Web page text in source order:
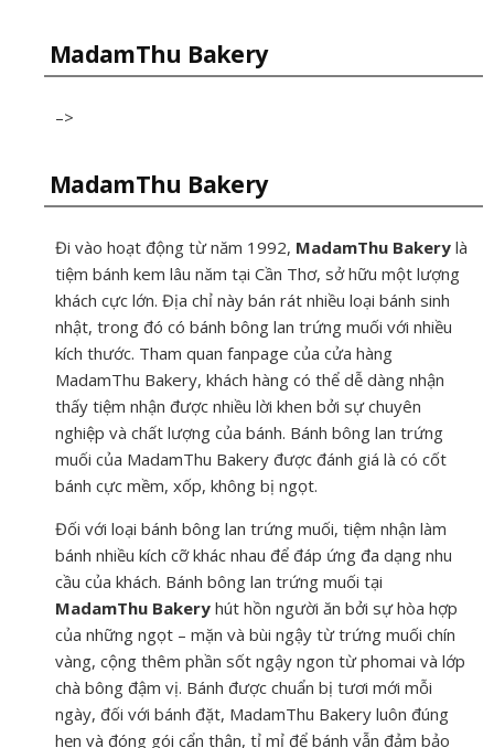
MadamThu Bakery
–>
MadamThu Bakery
Đi vào hoạt động từ năm 1992, MadamThu Bakery là
tiệm bánh kem lâu năm tại Cần Thơ, sở hữu một lượng
khách cực lớn. Địa chỉ này bán rát nhiều loại bánh sinh
nhật, trong đó có bánh bông lan trứng muối với nhiều
kích thước. Tham quan fanpage của cửa hàng
MadamThu Bakery, khách hàng có thể dễ dàng nhận
thấy tiệm nhận được nhiều lời khen bởi sự chuyên
nghiệp và chất lượng của bánh. Bánh bông lan trứng
muối của MadamThu Bakery được đánh giá là có cốt
bánh cực mềm, xốp, không bị ngọt.
Đối với loại bánh bông lan trứng muối, tiệm nhận làm
bánh nhiều kích cỡ khác nhau để đáp ứng đa dạng nhu
cầu của khách. Bánh bông lan trứng muối tại
MadamThu Bakery hút hồn người ăn bởi sự hòa hợp
của những ngọt – mặn và bùi ngậy từ trứng muối chín
vàng, cộng thêm phần sốt ngậy ngon từ phomai và lớp
chà bông đậm vị. Bánh được chuẩn bị tươi mới mỗi
ngày, đối với bánh đặt, MadamThu Bakery luôn đúng
hẹn và đóng gói cẩn thận, tỉ mỉ để bánh vẫn đảm bảo